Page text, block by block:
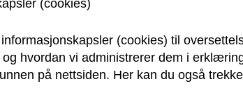
(cookies)
(cookies) til
hvordan vi administrerer dem i
på nettsiden. Her kan du også